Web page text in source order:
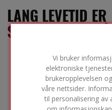
Vi bruker
elektroniske
brukeropplevelsen
våre nettsider.
til personalisering
LANG LEVETID ER
SIRKULARITET PÅ